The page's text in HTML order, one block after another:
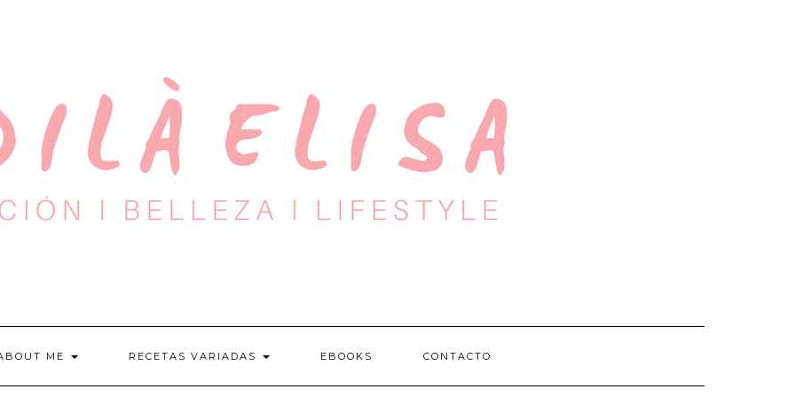
ME RECETAS VARIADAS EBOOKS CONTACTO